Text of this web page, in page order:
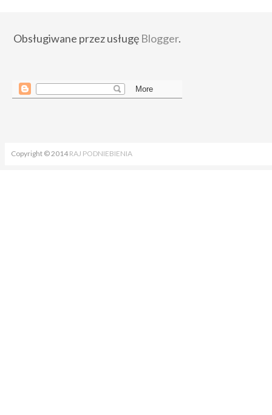
Obsługiwane przez usługę Blogger.
Copyright © 2014 RAJ PODNIEBIENIA